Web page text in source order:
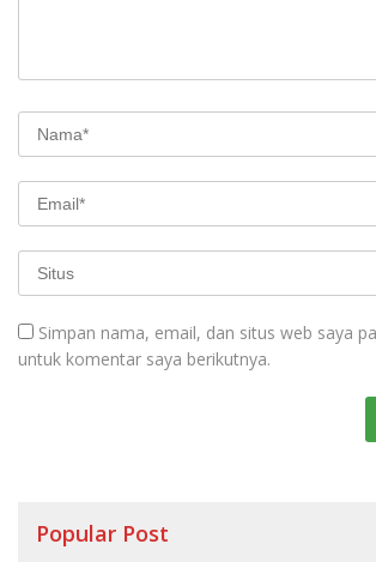
Simpan nama, email, dan situs web saya
untuk komentar saya berikutnya.
Popular Post